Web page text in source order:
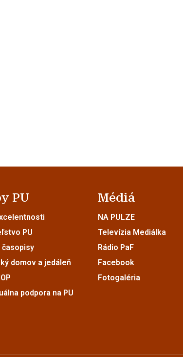
PU
PU
domov a jedáleň
podpora na PU
Médiá
NA PULZE
Televízia Mediálka
Rádio PaF
Facebook
Fotogaléria